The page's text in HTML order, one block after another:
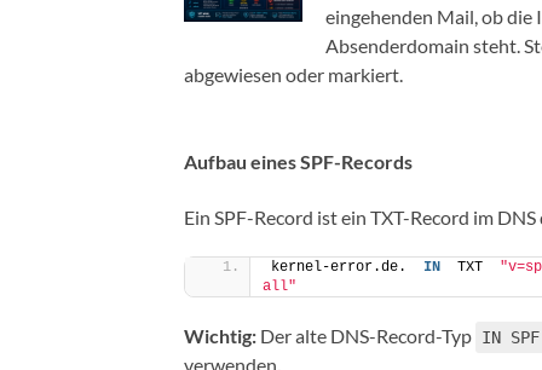
eingehenden Mail, ob die
Absenderdomain steht.
abgewiesen oder markiert.
Aufbau eines SPF-Records
Ein SPF-Record ist ein TXT-Record im
kernel-error.de. IN
  TXT
all"
Wichtig: Der alte DNS-Record-Typ IN SPF
verwenden.